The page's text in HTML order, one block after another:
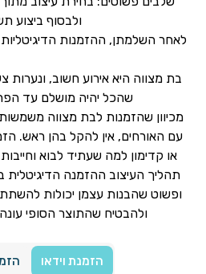
ולבסוף ביצוע
לאחר השלמתן, ההזמנות הדיגיטליות
בת מצווה היא אירוע חשוב, ונערות
שהכל יהיה מושלם עד
מכיוון שהזמנות לבת מצווה
עם האורחים, אין להקל בהן ראש.
או קדימון למה שעתיד לבוא
תהליך העיצוב ההזמנה הדיגיטלית
ופשוט שהבנות עצמן יכולות
ולהבטיח שהתוצר הסופי
הזמנת וידאו